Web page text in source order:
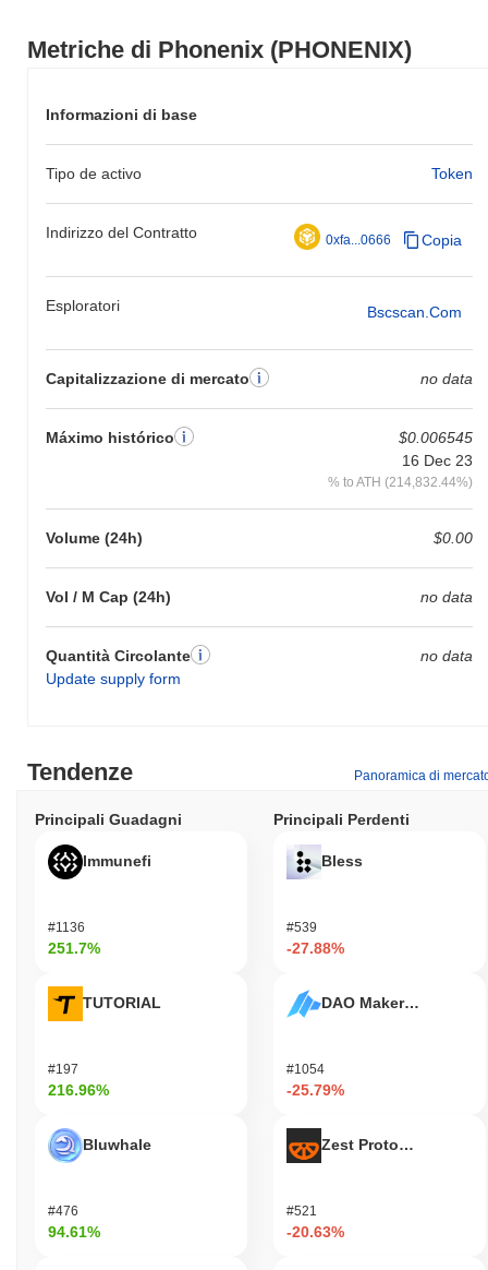
Metriche di Phonenix (PHONENIX)
Informazioni di base
Tipo de activo Token
Indirizzo del Contratto 0xfa...0666 Copia
Esploratori Bscscan.com
Capitalizzazione di mercato no data
Máximo histórico
$0.006545
16 Dec 23
% to ATH (214,832.44%)
Volume (24h) $0.00
Vol / M Cap (24h) no data
Quantità Circolante
Update supply form
no data
Tendenze Panoramica di
Principali Guadagni
Immunefi
#1136
251.7%
TUTORIAL
#197
216.96%
Bluwhale
#476
94.61%
Principali Perdenti
Bless
#539
-27.88%
DAO Maker Token
#1054
-25.79%
Zest Protocol
#521
-20.63%